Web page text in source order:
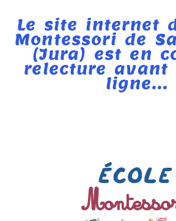
Le site internet
Montessori de
(Jura) est en
relecture avant
ligne...